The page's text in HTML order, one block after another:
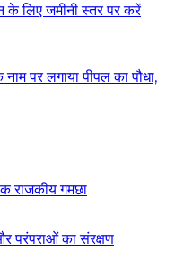
के लिए जमीनी स्तर पर करें
पर लगाया पीपल का पौधा,
राजकीय गमछा
परंपराओं का संरक्षण